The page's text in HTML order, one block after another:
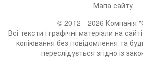
Мапа сайту
© 2012—2026 Компанія
Всі тексти і графічні матеріали на
копіювання без повідомлення та
переслідується згідно із